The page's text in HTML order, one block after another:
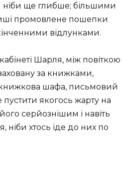
ніби ще глибше; більшими
промовлене пошепки
відлунками.
Шарля, між повіткою
за книжками,
шафа, письмовий
пустити якогось жарту на
серйознішим і навіть
ніби хтось іде до них по